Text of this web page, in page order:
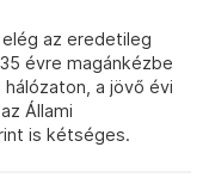
az eredetileg
évre magánkézbe
a jövő évi
Állami
is kétséges.